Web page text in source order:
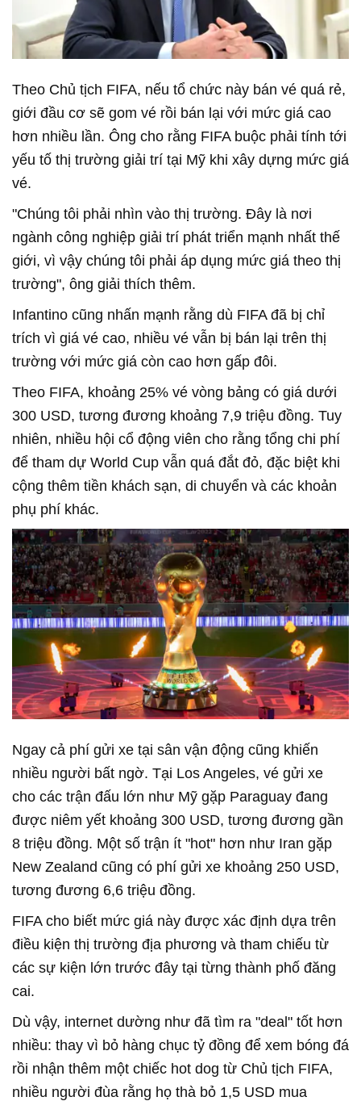
Theo Chủ tịch FIFA, nếu tổ chức này bán vé quá rẻ,
giới đầu cơ sẽ gom vé rồi bán lại với mức giá cao
hơn nhiều lần. Ông cho rằng FIFA buộc phải tính tới
yếu tố thị trường giải trí tại Mỹ khi xây dựng mức giá
vé.
"Chúng tôi phải nhìn vào thị trường. Đây là nơi
ngành công nghiệp giải trí phát triển mạnh nhất thế
giới, vì vậy chúng tôi phải áp dụng mức giá theo thị
trường", ông giải thích thêm.
Infantino cũng nhấn mạnh rằng dù FIFA đã bị chỉ
trích vì giá vé cao, nhiều vé vẫn bị bán lại trên thị
trường với mức giá còn cao hơn gấp đôi.
Theo FIFA, khoảng 25% vé vòng bảng có giá dưới
300 USD, tương đương khoảng 7,9 triệu đồng. Tuy
nhiên, nhiều hội cổ động viên cho rằng tổng chi phí
để tham dự World Cup vẫn quá đắt đỏ, đặc biệt khi
cộng thêm tiền khách sạn, di chuyển và các khoản
phụ phí khác.
Ngay cả phí gửi xe tại sân vận động cũng khiến
nhiều người bất ngờ. Tại Los Angeles, vé gửi xe
cho các trận đấu lớn như Mỹ gặp Paraguay đang
được niêm yết khoảng 300 USD, tương đương gần
8 triệu đồng. Một số trận ít "hot" hơn như Iran gặp
New Zealand cũng có phí gửi xe khoảng 250 USD,
tương đương 6,6 triệu đồng.
FIFA cho biết mức giá này được xác định dựa trên
điều kiện thị trường địa phương và tham chiếu từ
các sự kiện lớn trước đây tại từng thành phố đăng
cai.
Dù vậy, internet dường như đã tìm ra "deal" tốt hơn
nhiều: thay vì bỏ hàng chục tỷ đồng để xem bóng đá
rồi nhận thêm một chiếc hot dog từ Chủ tịch FIFA,
nhiều người đùa rằng họ thà bỏ 1,5 USD mua